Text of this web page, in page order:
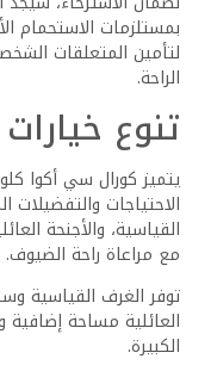
بمستلزمات الاستحمام
لتأمين المتعلقات
الراحة.
تنوع
يتميز كورال سي أكوا
الاحتياجات والتفضيلات
القياسية، والأجنحة
مع مراعاة راحة الضيوف.
توفر الغرف القياسية
العائلية مساحة إضافية
الكبيرة.